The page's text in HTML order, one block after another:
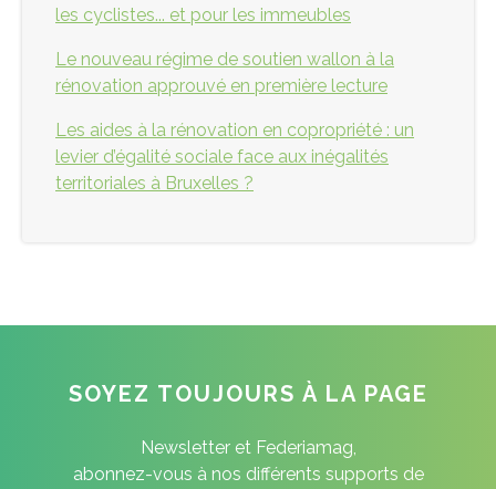
les cyclistes... et pour les immeubles
Le nouveau régime de soutien wallon à la
rénovation approuvé en première lecture
Les aides à la rénovation en copropriété : un
levier d’égalité sociale face aux inégalités
territoriales à Bruxelles ?
SOYEZ TOUJOURS À LA PAGE
Newsletter et Federiamag,
abonnez-vous à nos différents supports de